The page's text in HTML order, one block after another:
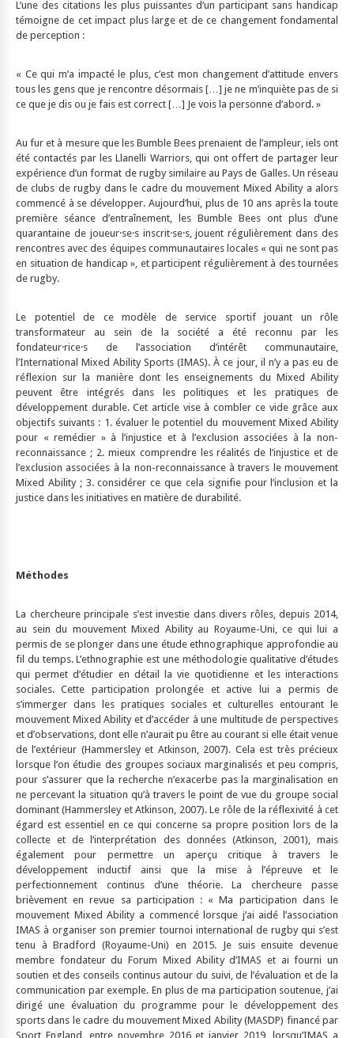
L’une des citations les plus puissantes d’un participant sans handicap
témoigne de cet impact plus large et de ce changement fondamental
de perception :
« Ce qui m’a impacté le plus, c’est mon changement d’attitude envers
tous les gens que je rencontre désormais […] je ne m’inquiète pas de si
ce que je dis ou je fais est correct […] Je vois la personne d’abord. »
Au fur et à mesure que les Bumble Bees prenaient de l’ampleur, iels ont
été contactés par les Llanelli Warriors, qui ont offert de partager leur
expérience d’un format de rugby similaire au Pays de Galles. Un réseau
de clubs de rugby dans le cadre du mouvement Mixed Ability a alors
commencé à se développer. Aujourd’hui, plus de 10 ans après la toute
première séance d’entraînement, les Bumble Bees ont plus d’une
quarantaine de joueur·se·s inscrit·se·s, jouent régulièrement dans des
rencontres avec des équipes communautaires locales « qui ne sont pas
en situation de handicap », et participent régulièrement à des tournées
de rugby.
Le potentiel de ce modèle de service sportif jouant un rôle
transformateur au sein de la société a été reconnu par les
fondateur·rice·s de l’association d’intérêt communautaire,
l’International Mixed Ability Sports (IMAS). À ce jour, il n’y a pas eu de
réflexion sur la manière dont les enseignements du Mixed Ability
peuvent être intégrés dans les politiques et les pratiques de
développement durable. Cet article vise à combler ce vide grâce aux
objectifs suivants : 1. évaluer le potentiel du mouvement Mixed Ability
pour « remédier » à l’injustice et à l’exclusion associées à la non-
reconnaissance ; 2. mieux comprendre les réalités de l’injustice et de
l’exclusion associées à la non-reconnaissance à travers le mouvement
Mixed Ability ; 3. considérer ce que cela signifie pour l’inclusion et la
justice dans les initiatives en matière de durabilité.
Méthodes
La chercheure principale s’est investie dans divers rôles, depuis 2014,
au sein du mouvement Mixed Ability au Royaume-Uni, ce qui lui a
permis de se plonger dans une étude ethnographique approfondie au
fil du temps. L’ethnographie est une méthodologie qualitative d’études
qui permet d’étudier en détail la vie quotidienne et les interactions
sociales. Cette participation prolongée et active lui a permis de
s’immerger dans les pratiques sociales et culturelles entourant le
mouvement Mixed Ability et d’accéder à une multitude de perspectives
et d’observations, dont elle n’aurait pu être au courant si elle était venue
de l’extérieur (Hammersley et Atkinson, 2007). Cela est très précieux
lorsque l’on étudie des groupes sociaux marginalisés et peu compris,
pour s’assurer que la recherche n’exacerbe pas la marginalisation en
ne percevant la situation qu’à travers le point de vue du groupe social
dominant (Hammersley et Atkinson, 2007). Le rôle de la réflexivité à cet
égard est essentiel en ce qui concerne sa propre position lors de la
collecte et de l’interprétation des données (Atkinson, 2001), mais
également pour permettre un aperçu critique à travers le
développement inductif ainsi que la mise à l’épreuve et le
perfectionnement continus d’une théorie. La chercheure passe
brièvement en revue sa participation : « Ma participation dans le
mouvement Mixed Ability a commencé lorsque j’ai aidé l’association
IMAS à organiser son premier tournoi international de rugby qui s’est
tenu à Bradford (Royaume-Uni) en 2015. Je suis ensuite devenue
membre fondateur du Forum Mixed Ability d’IMAS et ai fourni un
soutien et des conseils continus autour du suivi, de l’évaluation et de la
communication par exemple. En plus de ma participation soutenue, j’ai
dirigé une évaluation du programme pour le développement des
sports dans le cadre du mouvement Mixed Ability (MASDP) financé par
Sport England, entre novembre 2016 et janvier 2019, lorsqu’IMAS a